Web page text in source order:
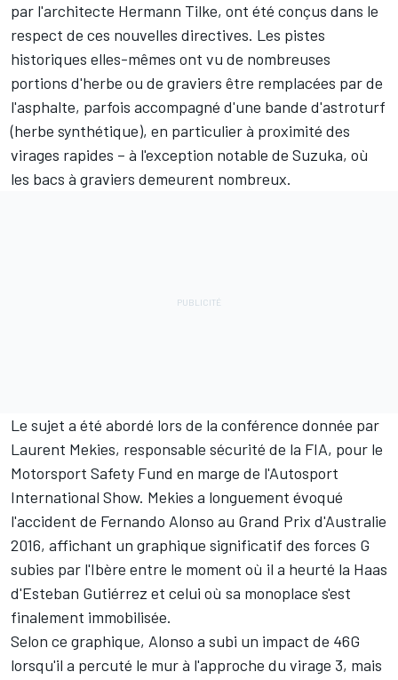
par l'architecte Hermann Tilke, ont été conçus dans le
respect de ces nouvelles directives. Les pistes
historiques elles-mêmes ont vu de nombreuses
portions d'herbe ou de graviers être remplacées par de
l'asphalte, parfois accompagné d'une bande d'astroturf
(herbe synthétique), en particulier à proximité des
virages rapides – à l'exception notable de Suzuka, où
les bacs à graviers demeurent nombreux.
Le sujet a été abordé lors de la conférence donnée par
Laurent Mekies, responsable sécurité de la FIA, pour le
Motorsport Safety Fund en marge de l'Autosport
International Show. Mekies a longuement évoqué
l'accident de Fernando Alonso au Grand Prix d'Australie
2016, affichant un graphique significatif des forces G
subies par l'Ibère entre le moment où il a heurté la Haas
d'Esteban Gutiérrez et celui où sa monoplace s'est
finalement immobilisée.
Selon ce graphique, Alonso a subi un impact de 46G
lorsqu'il a percuté le mur à l'approche du virage 3, mais